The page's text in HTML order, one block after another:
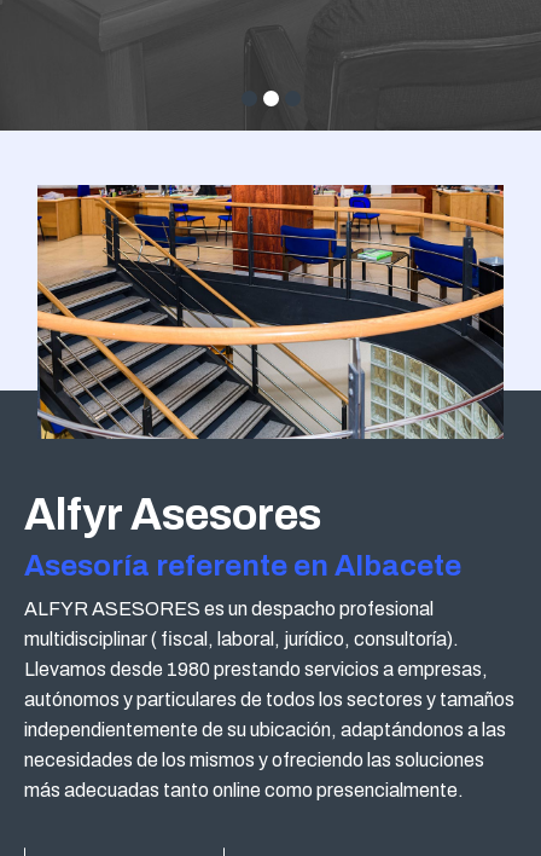
Alfyr Asesores
Asesoría referente en Albacete
ALFYR ASESORES es un despacho profesional
multidisciplinar ( fiscal, laboral, jurídico, consultoría).
Llevamos desde 1980 prestando servicios a empresas,
autónomos y particulares de todos los sectores y tamaños
independientemente de su ubicación, adaptándonos a las
necesidades de los mismos y ofreciendo las soluciones
más adecuadas tanto online como presencialmente.